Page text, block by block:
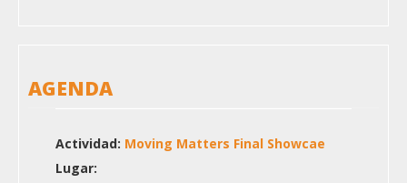
AGENDA
Actividad: Moving Matters Final Showcae
Lugar: